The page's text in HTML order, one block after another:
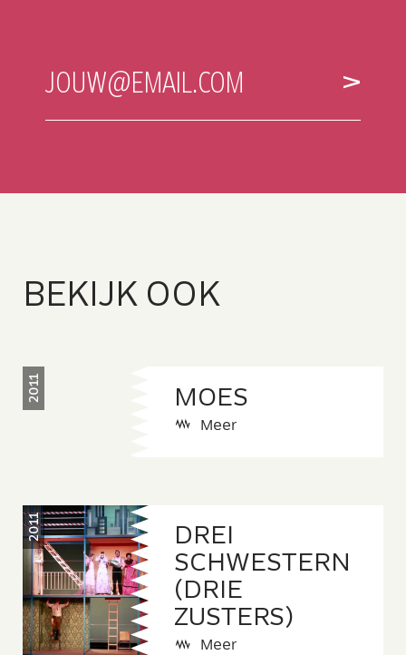
E-
JOUW@EMAIL.COM
BEKIJK OOK
2011 MOES
Meer
2011
DREI
SCHWESTERN
(DRIE
ZUSTERS)
Meer